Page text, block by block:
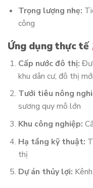
Trọng lượng nhẹ:
công
Ứng dụng thực tế
Cấp nước đô thị:
khu dân cư, đô thị mới
Tưới tiêu nông
sương quy mô lớn
Khu công nghiệp:
Hạ tầng kỹ thuật:
thị
Dự án thủy lợi: